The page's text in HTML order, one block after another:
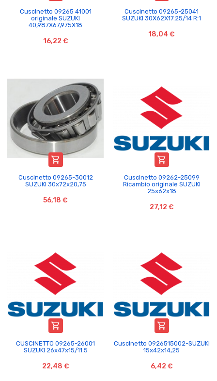
Cuscinetto 09265 41001
originale SUZUKI
40,987X67,975X18
16,22 €
Cuscinetto 09265-25041
SUZUKI 30X62X17.25/14 R:1
18,04 €

Cuscinetto 09265-30012
SUZUKI 30x72x20,75
56,18 €

Cuscinetto 09262-25099
Ricambio originale SUZUKI
25x62x18
27,12 €

CUSCINETTO 09265-26001
SUZUKI 26x47x15/11.5
22,48 €

Cuscinetto 0926515002-SUZUKI
15x42x14,25
6,42 €